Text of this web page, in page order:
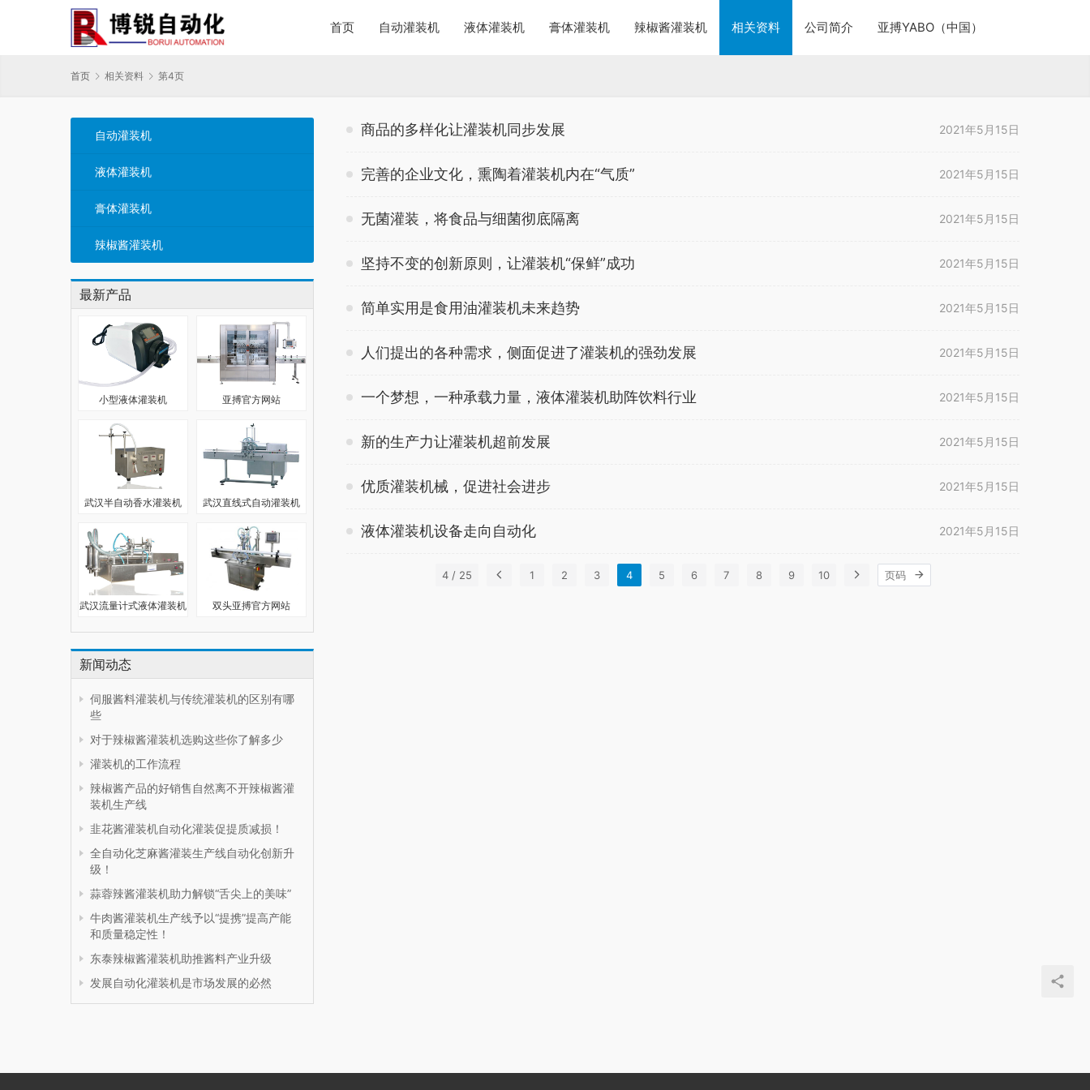
首页 自动灌装机 液体灌装机 膏体灌装机 辣椒酱灌装机 相关资料 公司简介 亚搏YABO（中国）
首页 相关资料 第4页
自动灌装机
液体灌装机
膏体灌装机
辣椒酱灌装机
最新产品
小型液体灌装机 亚搏官方网站
武汉半自动香水灌装机 武汉直线式自动灌装机
武汉流量计式液体灌装机 双头亚搏官方网站
新闻动态
伺服酱料灌装机与传统灌装机的区别有哪
些
对于辣椒酱灌装机选购这些你了解多少
灌装机的工作流程
辣椒酱产品的好销售自然离不开辣椒酱灌
装机生产线
韭花酱灌装机自动化灌装促提质减损！
全自动化芝麻酱灌装生产线自动化创新升
级！
蒜蓉辣酱灌装机助力解锁“舌尖上的美味”
牛肉酱灌装机生产线予以“提携”提高产能
和质量稳定性！
东泰辣椒酱灌装机助推酱料产业升级
发展自动化灌装机是市场发展的必然
商品的多样化让灌装机同步发展 2021年5月15日
完善的企业文化，熏陶着灌装机内在“气质” 2021年5月15日
无菌灌装，将食品与细菌彻底隔离 2021年5月15日
坚持不变的创新原则，让灌装机“保鲜”成功 2021年5月15日
简单实用是食用油灌装机未来趋势 2021年5月15日
人们提出的各种需求，侧面促进了灌装机的强劲发展 2021年5月15日
一个梦想，一种承载力量，液体灌装机助阵饮料行业 2021年5月15日
新的生产力让灌装机超前发展 2021年5月15日
优质灌装机械，促进社会进步 2021年5月15日
液体灌装机设备走向自动化 2021年5月15日
4 / 25 1 2 3 4 5 6 7 8 9 10